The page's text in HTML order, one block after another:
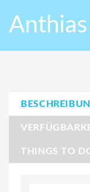
THINGS TO